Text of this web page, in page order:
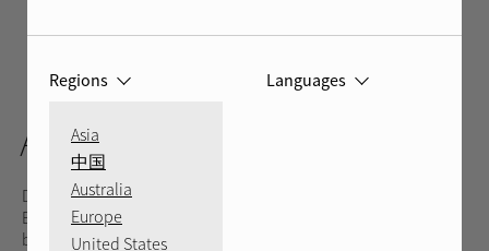
SILBER RÜCKSEITE VIDEO
A8
Der Vollverstärker A8 vereint Leistung, Klangqualität und
Effizienz für Musikliebhaber, die ihre musikalische Reise
bestmöglich ausgestattet antreten möchten. Er ist mit dem
Regions
Asia
中国
Australia
Europe
United States
Languages